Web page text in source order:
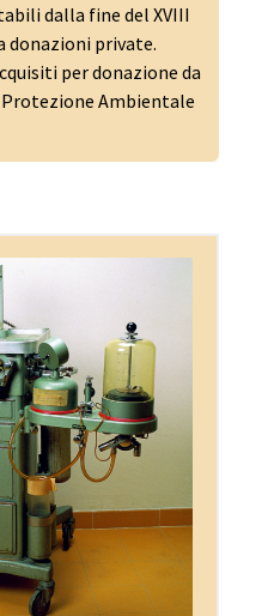
dalla fine del XVIII
donazioni private.
per donazione da
Protezione Ambientale
dato un contributo
ambito sanitario e
di nuovi materiali
la produzione
apparecchiature
di indagine e
metà del secolo XX lo
beni ha vissuto un
che è andato di pari
di obsolescenza.
e poi del digitale ha
quella delle piccole
di sostituire